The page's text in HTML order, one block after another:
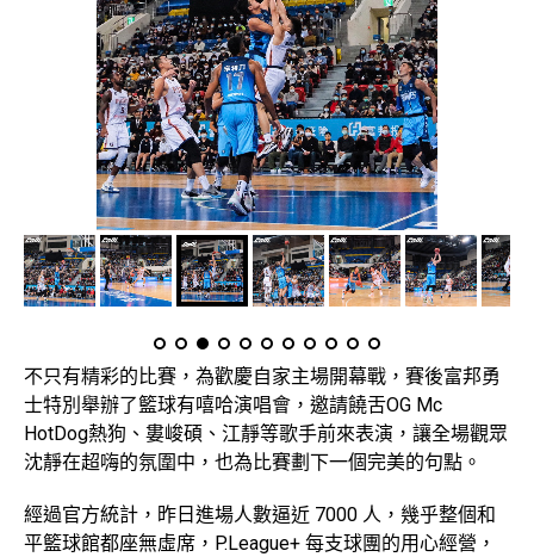
不只有精彩的比賽，為歡慶自家主場開幕戰，賽後富邦勇
士特別舉辦了籃球有嘻哈演唱會，邀請饒舌OG Mc
HotDog熱狗、婁峻碩、江靜等歌手前來表演，讓全場觀眾
沈靜在超嗨的氛圍中，也為比賽劃下一個完美的句點。
經過官方統計，昨日進場人數逼近 7000 人，幾乎整個和
平籃球館都座無虛席，P.League+ 每支球團的用心經營，